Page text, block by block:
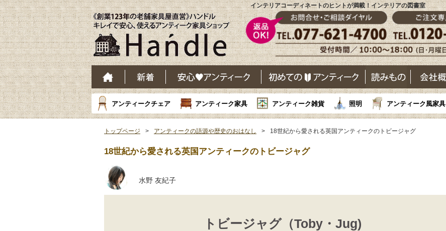
インテリアコーディネートのヒントが満載！インテリアの図書室
アンティークチェア アンティーク家具 アンティーク雑貨 照明 アンティーク風家具
トップページ アンティークの語源や歴史のおはなし 18世紀から愛される英国アンティークのトビージャグ
18世紀から愛される英国アンティークのトビージャグ
水野 友紀子
トビージャグ（Toby・Jug)